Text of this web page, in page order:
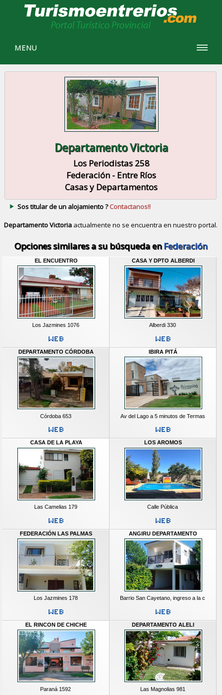
MENU
Departamento Victoria
Los Periodistas 258
Federación - Entre Ríos
Casas y Departamentos
Sos titular de un alojamiento ?Contactanos!!
Departamento Victoria actualmente no se encuentra en nuestro portal.
Opciones similares a su búsqueda enFederación
EL ENCUENTRO
Los Jazmines 1076
CASA Y DPTO ALBERDI
Alberdi 330
DEPARTAMENTO CÓRDOBA
Córdoba 653
IBIRA PITÁ
Av del Lago a 5 minutos de Termas
CASA DE LA PLAYA
Las Camelias 179
LOS AROMOS
Calle Pública
FEDERACIÓN LAS PALMAS
Los Jazmines 178
ANGIRU DEPARTAMENTO
Barrio San Cayetano, ingreso a la c
EL RINCON DE CHICHE
Paraná 1592
DEPARTAMENTO ALELI
Las Magnolias 981